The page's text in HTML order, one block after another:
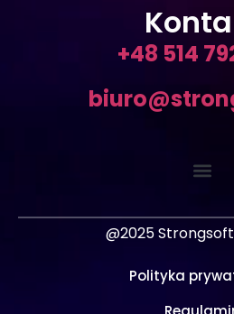
+48 514
@2025 Strongsoft
Polityka